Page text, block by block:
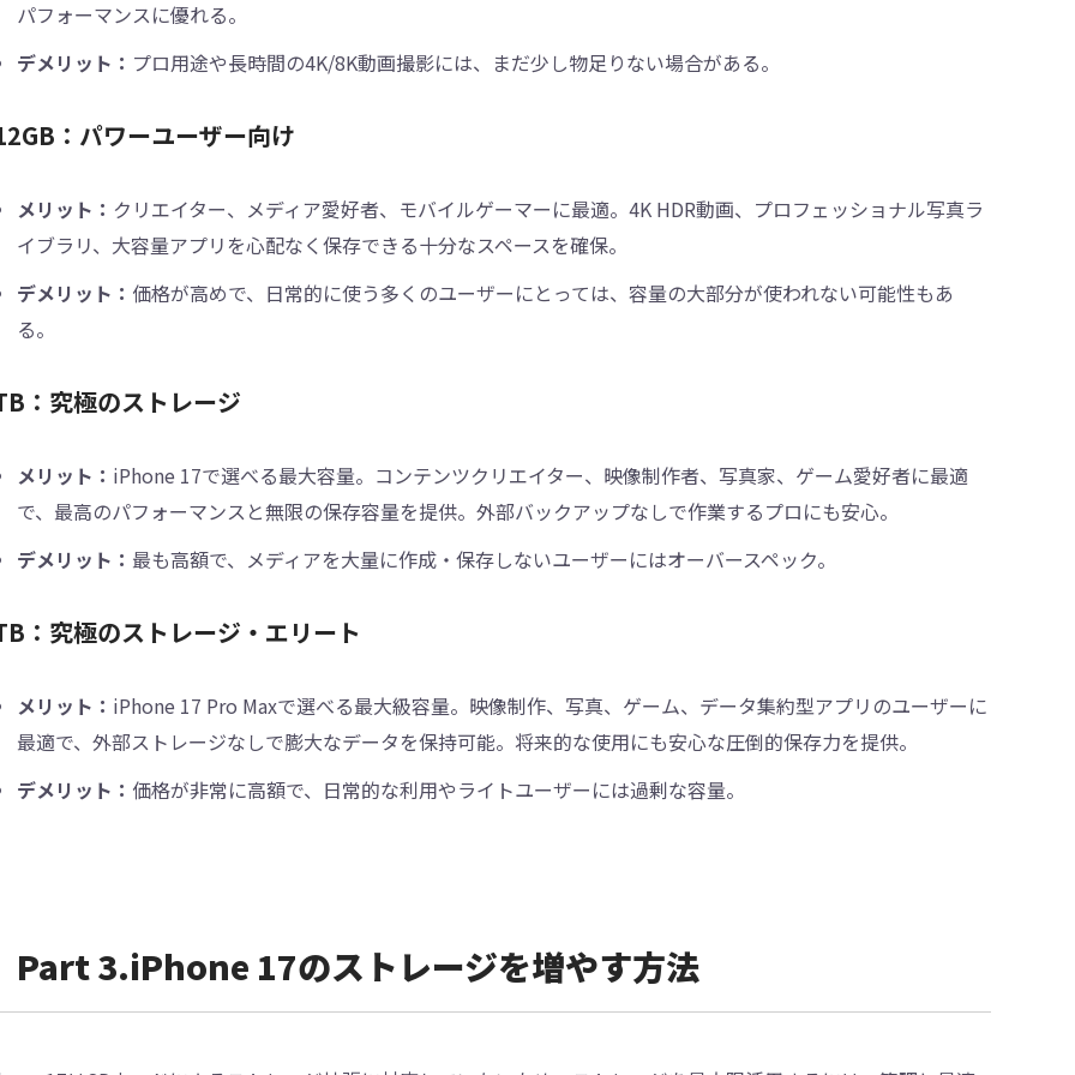
パフォーマンスに優れる。
デメリット： プロ用途や長時間の4K/8K動画撮影には、まだ少し物足りない場合がある。
：パワーユーザー向け
メリット： クリエイター、メディア愛好者、モバイルゲーマーに最適。4K HDR動画、プロフェッショナル写真ラ
イブラリ、大容量アプリを心配なく保存できる十分なスペースを確保。
デメリット： 価格が高めで、日常的に使う多くのユーザーにとっては、容量の大部分が使われない可能性もあ
る。
：究極のストレージ
メリット： iPhone 17で選べる最大容量。コンテンツクリエイター、映像制作者、写真家、ゲーム愛好者に最適
で、最高のパフォーマンスと無限の保存容量を提供。外部バックアップなしで作業するプロにも安心。
デメリット： 最も高額で、メディアを大量に作成・保存しないユーザーにはオーバースペック。
：究極のストレージ・エリート
メリット： iPhone 17 Pro Maxで選べる最大級容量。映像制作、写真、ゲーム、データ集約型アプリのユーザーに
最適で、外部ストレージなしで膨大なデータを保持可能。将来的な使用にも安心な圧倒的保存力を提供。
デメリット： 価格が非常に高額で、日常的な利用やライトユーザーには過剰な容量。
Part 3.iPhone 17のストレージを増やす方法